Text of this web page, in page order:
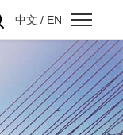
中文 / EN